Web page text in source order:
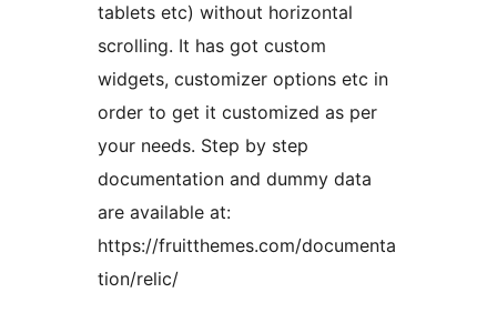
tablets etc) without horizontal
scrolling. It has got custom
widgets, customizer options etc in
order to get it customized as per
your needs. Step by step
documentation and dummy data
are available at:
https://fruitthemes.com/documenta
tion/relic/